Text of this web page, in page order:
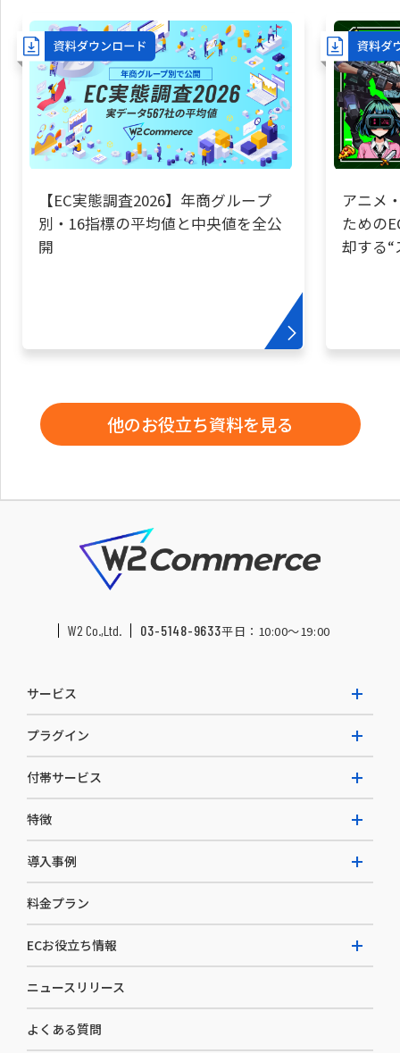
【EC実態調査2026】年商グループ
別・16指標の平均値と中央値を全公
開
アニメ
ための
却する
他のお役立ち資料を見る
W2 Co.,Ltd. 03-5148-9633平日：10:00〜19:00
サービス
W2 Commerce Repeat
W2 Commerce BtoB
W2 Commerce Asia
プラグイン
AI buddy
付帯サービス
EC運用構築支援・運用支援
カスタマーサクセス
セキュリティ
デザイン制作
コンサルティング
特徴
選ばれる理由
開発体制
導入事例
導入企業一覧
料金プラン
ECお役立ち情報
お役立ち資料
ニュースリリース
よくある質問